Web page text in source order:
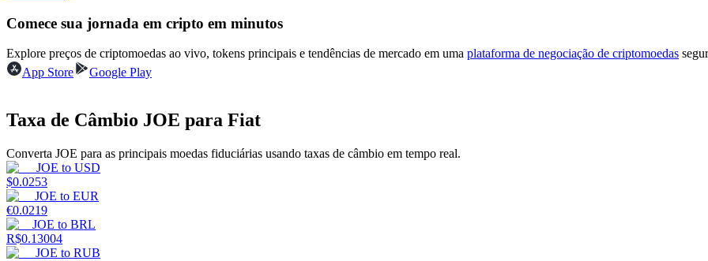
Estratégias de negociação
Aprenda como se manter lucrativo
Comece sua jornada em cripto em minutos
Explore preços de criptomoedas ao vivo, tokens principais e tendências de mercado em uma plataforma de negociação de criptomoedas
App Store
Google Play
Taxa de Câmbio JOE para Fiat
Converta JOE para as principais moedas fiduciárias usando taxas de câmbio em tempo real.
JOE to USD
$0.0253
JOE to EUR
€0.0219
JOE to BRL
R$0.13004
JOE to RUB